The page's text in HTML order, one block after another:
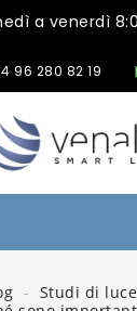
a venerdì
96 280 82 19
Studi di luce